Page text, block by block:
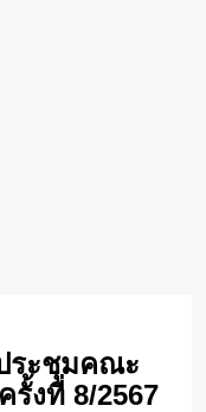
ระชุมคณะ
งที่ 8/2567